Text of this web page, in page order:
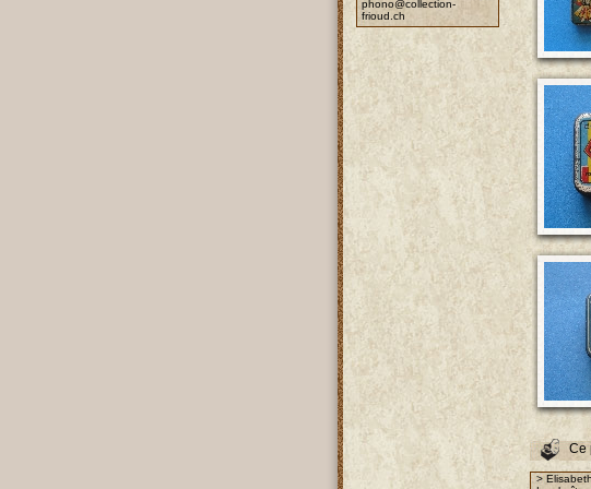
phono@collection-
frioud.ch
Ce
>